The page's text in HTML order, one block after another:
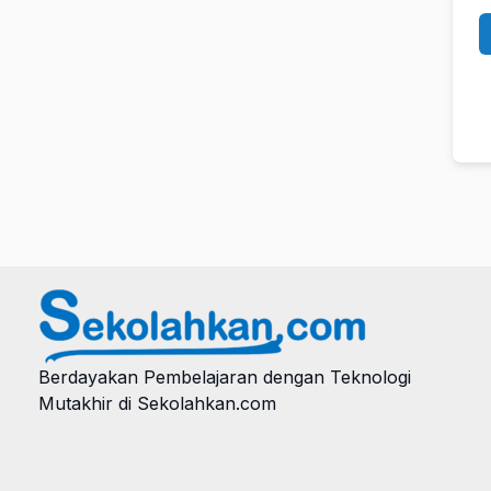
Berdayakan Pembelajaran dengan Teknologi
Mutakhir di Sekolahkan.com